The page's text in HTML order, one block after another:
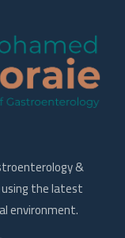
&
using the latest
environment.